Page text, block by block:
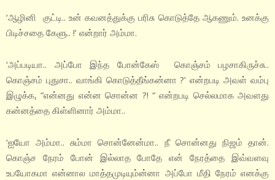
‘ஆழினி குட்டி.. உன் கவனத்துக்கு பரிசு கொடுத்தே ஆகணும். உனக்கு
பிடிச்சதை கேளு.. !’ என்றார் அம்மா.
‘அப்படியா.. அப்போ இந்த போன்கேஸ் கொஞ்சம் பழசாகிருச்சு..
கொஞ்சம் புதுசா.. வாங்கி கொடுத்தீங்கன்னா ?’ என்றபடி அவள் வம்பு
இழுக்க, “என்னது என்ன சொன்ன ?! “ என்றபடி செல்லமாக அவளது
கன்னத்தை கிள்ளினார் அம்மா..
‘ஐயோ அம்மா.. சும்மா சொன்னேன்மா.. நீ சொன்னது நிஜம் தான்.
கொஞ்ச நேரம் போன் இல்லாத போதே என் நேரத்தை இவ்வளவு
உபயோகமா என்னால மாத்தமுடியும்ன்னா அப்போ மீதி நேரம் எனக்கு